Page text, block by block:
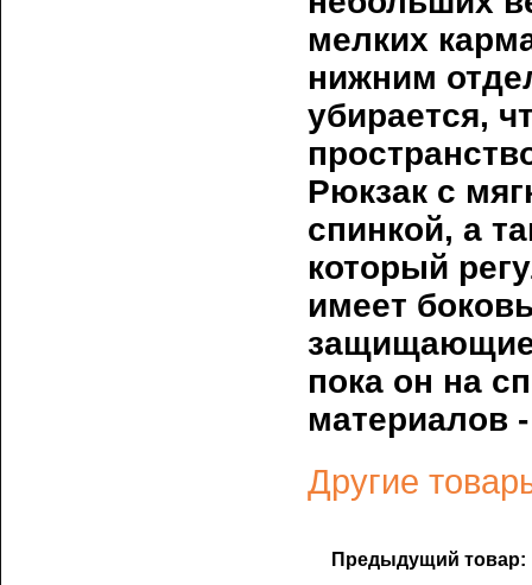
мелких
нижним
убирается,
Рюкзак с
спинкой, а
который
имеет
защищающие
пока он на
материалов
Другие
Предыдущий товар: